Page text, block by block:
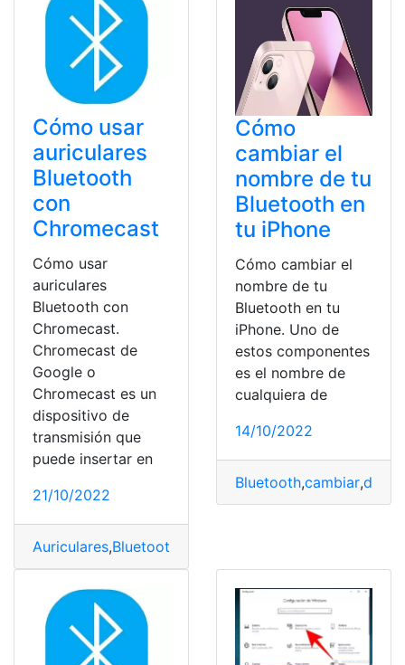
Cómo usar
auriculares
Bluetooth
con
Chromecast
Cómo usar
auriculares
Bluetooth con
Chromecast.
Chromecast de
Google o
Chromecast es un
dispositivo de
transmisión que
puede insertar en
21/10/2022
Auriculares,Bluetooth
Cómo
cambiar el
nombre de tu
Bluetooth en
tu iPhone
Cómo cambiar el
nombre de tu
Bluetooth en tu
iPhone. Uno de
estos componentes
es el nombre de
cualquiera de
14/10/2022
Bluetooth,cambiar,